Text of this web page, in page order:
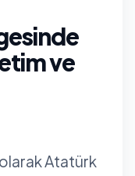
ve
olarak Atatürk